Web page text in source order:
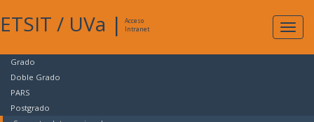
ETSIT / UVa |
Acceso
Intranet
Grado
Doble Grado
PARS
Postgrado